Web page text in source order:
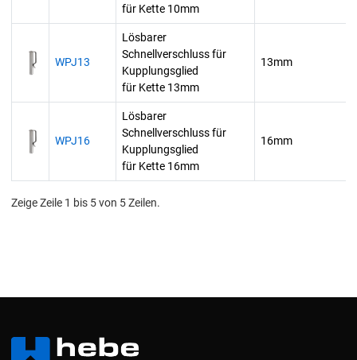
für Kette 10mm
WPJ13
Lösbarer
Schnellverschluss für
Kupplungsglied
für Kette 13mm
13mm
WPJ16
Lösbarer
Schnellverschluss für
Kupplungsglied
für Kette 16mm
16mm
Zeige Zeile 1 bis 5 von 5 Zeilen.